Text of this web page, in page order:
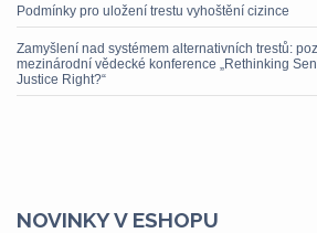
Podmínky pro uložení trestu vyhoštění cizince
Zamyšlení nad systémem alternativních trestů:
mezinárodní vědecké konference „Rethinking
Justice Right?“
NOVINKY V ESHOPU